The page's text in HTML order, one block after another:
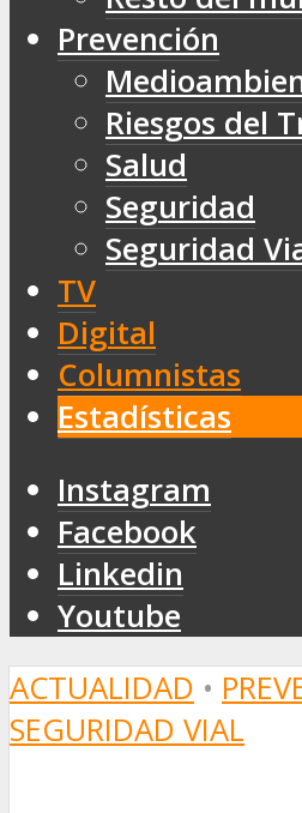
Prevención
Riesgos del
Salud
Seguridad
Seguridad
TV
Digital
Columnistas
Estadísticas
Instagram
Facebook
Linkedin
Youtube
ACTUALIDAD •
SEGURIDAD VIAL